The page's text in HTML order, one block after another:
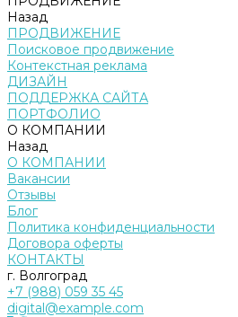
Назад
ПРОДВИЖЕНИЕ
Поисковое продвижение
Контекстная реклама
ДИЗАЙН
ПОДДЕРЖКА САЙТА
ПОРТФОЛИО
О КОМПАНИИ
Назад
О КОМПАНИИ
Вакансии
Отзывы
Блог
Политика конфиденциальности
Договора оферты
КОНТАКТЫ
г. Волгоград
+7 (988) 059 35 45
digital@example.com